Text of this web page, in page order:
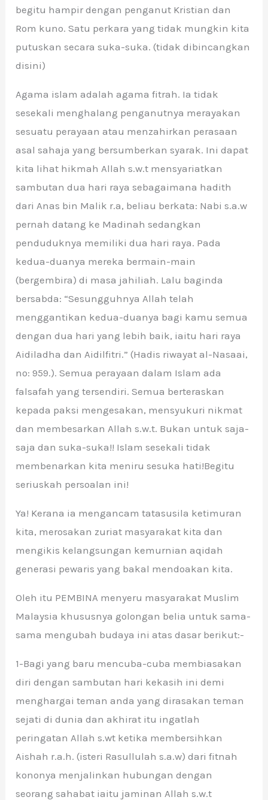
begitu hampir dengan penganut Kristian dan
Rom kuno. Satu perkara yang tidak mungkin kita
putuskan secara suka-suka. (tidak dibincangkan
disini)
Agama islam adalah agama fitrah. Ia tidak
sesekali menghalang penganutnya merayakan
sesuatu perayaan atau menzahirkan perasaan
asal sahaja yang bersumberkan syarak. Ini dapat
kita lihat hikmah Allah s.w.t mensyariatkan
sambutan dua hari raya sebagaimana hadith
dari Anas bin Malik r.a, beliau berkata: Nabi s.a.w
pernah datang ke Madinah sedangkan
penduduknya memiliki dua hari raya. Pada
kedua-duanya mereka bermain-main
(bergembira) di masa jahiliah. Lalu baginda
bersabda: “Sesungguhnya Allah telah
menggantikan kedua-duanya bagi kamu semua
dengan dua hari yang lebih baik, iaitu hari raya
Aidiladha dan Aidilfitri.” (Hadis riwayat al-Nasaai,
no: 959.). Semua perayaan dalam Islam ada
falsafah yang tersendiri. Semua berteraskan
kepada paksi mengesakan, mensyukuri nikmat
dan membesarkan Allah s.w.t. Bukan untuk saja-
saja dan suka-suka!! Islam sesekali tidak
membenarkan kita meniru sesuka hati!Begitu
seriuskah persoalan ini!
Ya! Kerana ia mengancam tatasusila ketimuran
kita, merosakan zuriat masyarakat kita dan
mengikis kelangsungan kemurnian aqidah
generasi pewaris yang bakal mendoakan kita.
Oleh itu PEMBINA menyeru masyarakat Muslim
Malaysia khususnya golongan belia untuk sama-
sama mengubah budaya ini atas dasar berikut:-
1-Bagi yang baru mencuba-cuba membiasakan
diri dengan sambutan hari kekasih ini demi
menghargai teman anda yang dirasakan teman
sejati di dunia dan akhirat itu ingatlah
peringatan Allah s.wt ketika membersihkan
Aishah r.a.h. (isteri Rasullulah s.a.w) dari fitnah
kononya menjalinkan hubungan dengan
seorang sahabat iaitu jaminan Allah s.w.t